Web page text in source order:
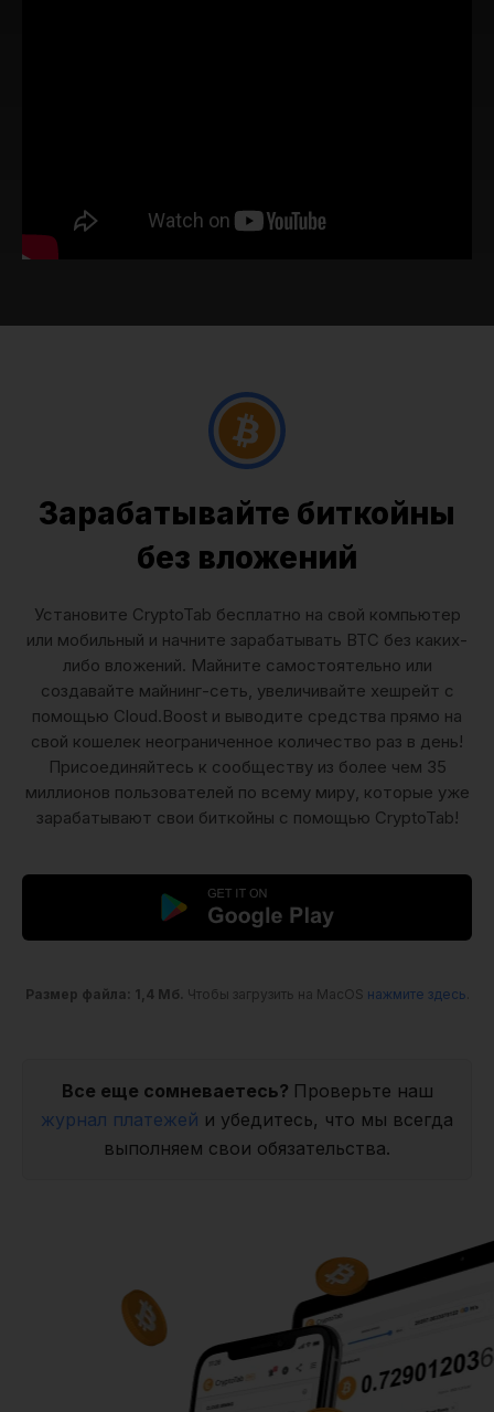
Зарабатывайте биткойны
без вложений
Установите CryptoTab бесплатно на свой компьютер
или мобильный и начните зарабатывать BTC без каких-
либо вложений. Майните самостоятельно или
создавайте майнинг-сеть, увеличивайте хешрейт с
помощью Cloud.Boost и выводите средства прямо на
свой кошелек неограниченное количество раз в день!
Присоединяйтесь к сообществу из более чем 35
миллионов пользователей по всему миру, которые уже
зарабатывают свои биткойны с помощью CryptoTab!
Размер файла: 1,4 Мб. Чтобы загрузить на MacOS нажмите здесь
Все еще сомневаетесь? Проверьте наш
журнал платежей и убедитесь, что мы всегда
выполняем свои обязательства.